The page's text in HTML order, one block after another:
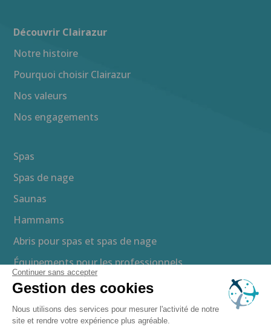
Continuer sans accepter
Gestion des cookies
Nous utilisons des services pour mesurer l'activité de notre
site et rendre votre expérience plus agréable.
Découvrir Clairazur
Notre histoire
Pourquoi choisir Clairazur
Nos valeurs
Nos engagements
Spas
Spas de nage
Saunas
Hammams
Abris pour spas et spas de nage
Équipements pour les professionnels
Devis gratuit